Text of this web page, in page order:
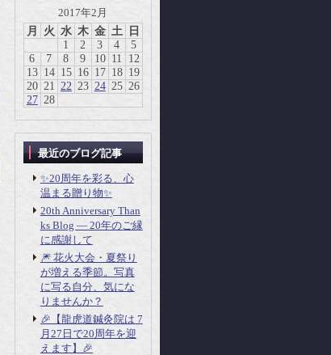
2017年2月
月
火 水 木 金 土
日
1
2 3 4
5
6
7 8 9 10 11
12
13 14 15 16 17 18 19
20 21 22 23 24 25 26
27 28
最近のブログ記事
✨20周年を彩る、心
温まる贈り物✨
20th Anniversary Than
ks Blog ― 20年のご縁
に感謝して
🎆 花火大会・夏祭り
が増える季節。写真
に写る自分、気にな
りませんか？
🎉【龍虎道鍼灸院は 7
月27日で20周年を迎
えます】🎉